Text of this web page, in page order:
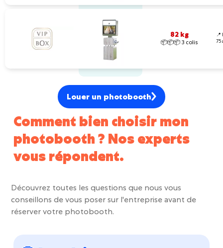
82 kg
📦📦📦 3 colis
📍
75
Louer un photobooth
Comment bien choisir mon
photobooth ? Nos experts
vous répondent.
Découvrez toutes les questions que nous vous
conseillons de vous poser sur l'entreprise avant de
réserver votre photobooth.